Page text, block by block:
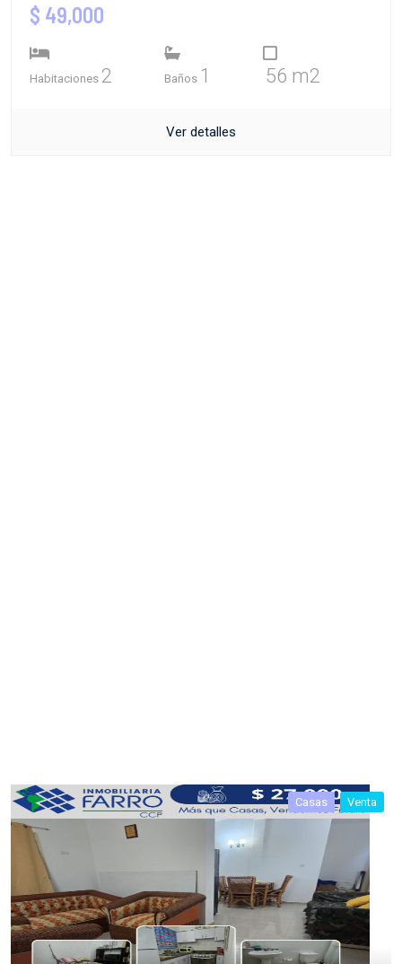
$ 49,000
Habitaciones 2 Baños 1 56 m2
Ver detalles
Casas Venta